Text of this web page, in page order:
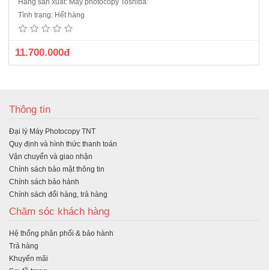
Tình trạng: Hết hàng
11.700.000đ
Thông tin
Đại lý Máy Photocopy TNT
Quy định và hình thức thanh toán
Vận chuyển và giao nhận
Chính sách bảo mật thông tin
Chính sách bảo hành
Chính sách đổi hàng, trả hàng
Chăm sóc khách hàng
Hệ thống phân phối & bảo hành
Trả hàng
Khuyến mãi